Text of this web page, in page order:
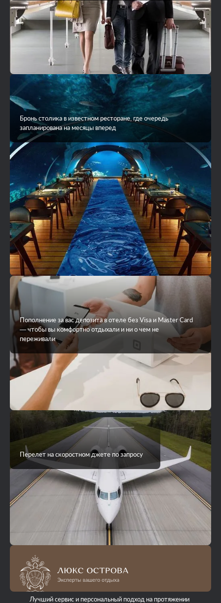
Бронь столика в известном ресторане, где очередь
запланирована на месяцы вперед
Пополнение за вас депозита в отеле без Visa и Master Card
— чтобы вы комфортно отдыхали и ни о чем не
переживали
Перелет на скоростном джете по запросу
Лучший сервис и персональный подход на протяжении